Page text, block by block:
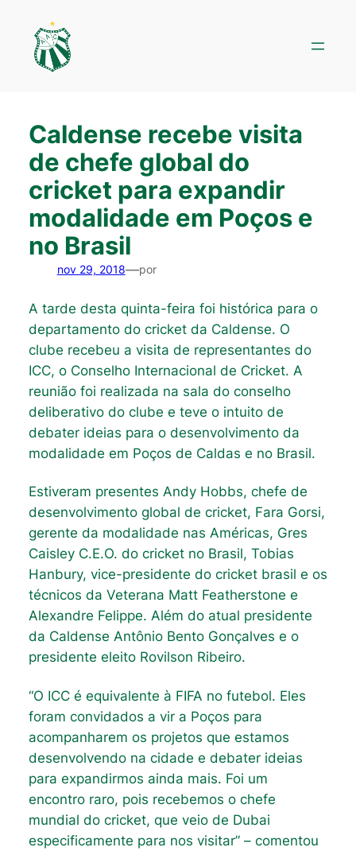
conteúdo
Caldense recebe visita
de chefe global do
cricket para expandir
modalidade em Poços e
no Brasil
nov 29, 2018—por
A tarde desta quinta-feira foi histórica para o
departamento do cricket da Caldense. O
clube recebeu a visita de representantes do
ICC, o Conselho Internacional de Cricket. A
reunião foi realizada na sala do conselho
deliberativo do clube e teve o intuito de
debater ideias para o desenvolvimento da
modalidade em Poços de Caldas e no Brasil.
Estiveram presentes Andy Hobbs, chefe de
desenvolvimento global de cricket, Fara Gorsi,
gerente da modalidade nas Américas, Gres
Caisley C.E.O. do cricket no Brasil, Tobias
Hanbury, vice-presidente do cricket brasil e os
técnicos da Veterana Matt Featherstone e
Alexandre Felippe. Além do atual presidente
da Caldense Antônio Bento Gonçalves e o
presidente eleito Rovilson Ribeiro.
“O ICC é equivalente à FIFA no futebol. Eles
foram convidados a vir a Poços para
acompanharem os projetos que estamos
desenvolvendo na cidade e debater ideias
para expandirmos ainda mais. Foi um
encontro raro, pois recebemos o chefe
mundial do cricket, que veio de Dubai
especificamente para nos visitar” – comentou